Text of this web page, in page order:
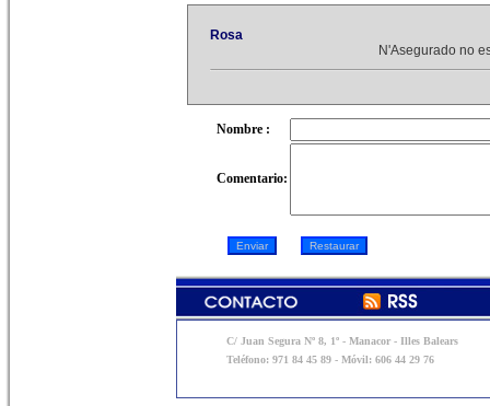
Rosa
N'Asegurado no
Nombre :
Comentario:
C/ Juan Segura Nº 8, 1º - Manacor - Illes Balears
Teléfono: 971 84 45 89 - Móvil: 606 44 29 76